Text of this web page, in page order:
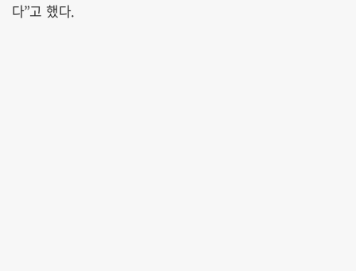
다”고 했다.